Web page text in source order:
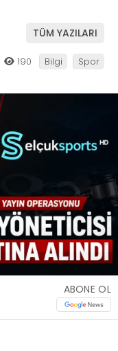
TÜM YAZILARI
190 Bilgi Spor
ABONE OL